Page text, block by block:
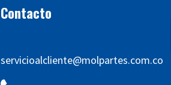
Contacto
servicioalcliente@molpartes.com.co